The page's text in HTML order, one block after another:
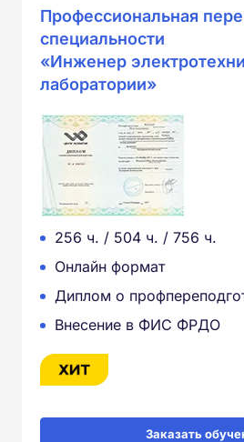
Профессиональная
специальности
«Инженер
лаборатории»
256 ч. / 504 ч. / 756 ч.
Онлайн формат
Диплом о
Внесение в ФИС ФРДО
Заказать